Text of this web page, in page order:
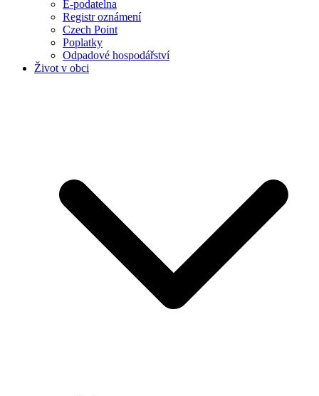
E-podatelna
Registr oznámení
Czech Point
Poplatky
Odpadové hospodářství
Život v obci